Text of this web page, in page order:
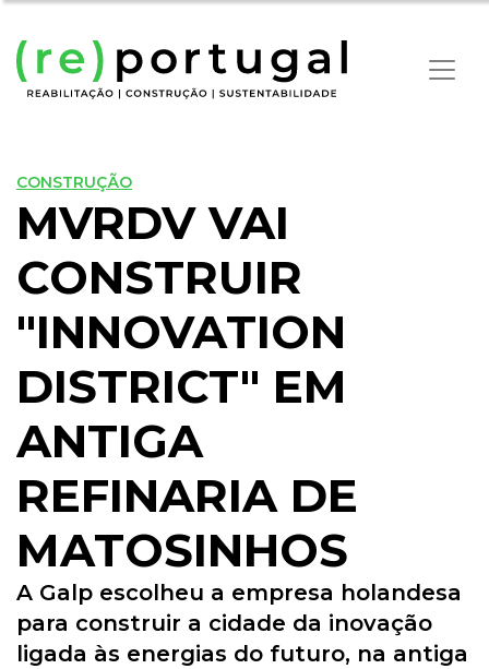
CONSTRUÇÃO
MVRDV VAI
CONSTRUIR
"INNOVATION
DISTRICT" EM
ANTIGA
REFINARIA DE
MATOSINHOS
A Galp escolheu a empresa holandesa
para construir a cidade da inovação
ligada às energias do futuro, na antiga